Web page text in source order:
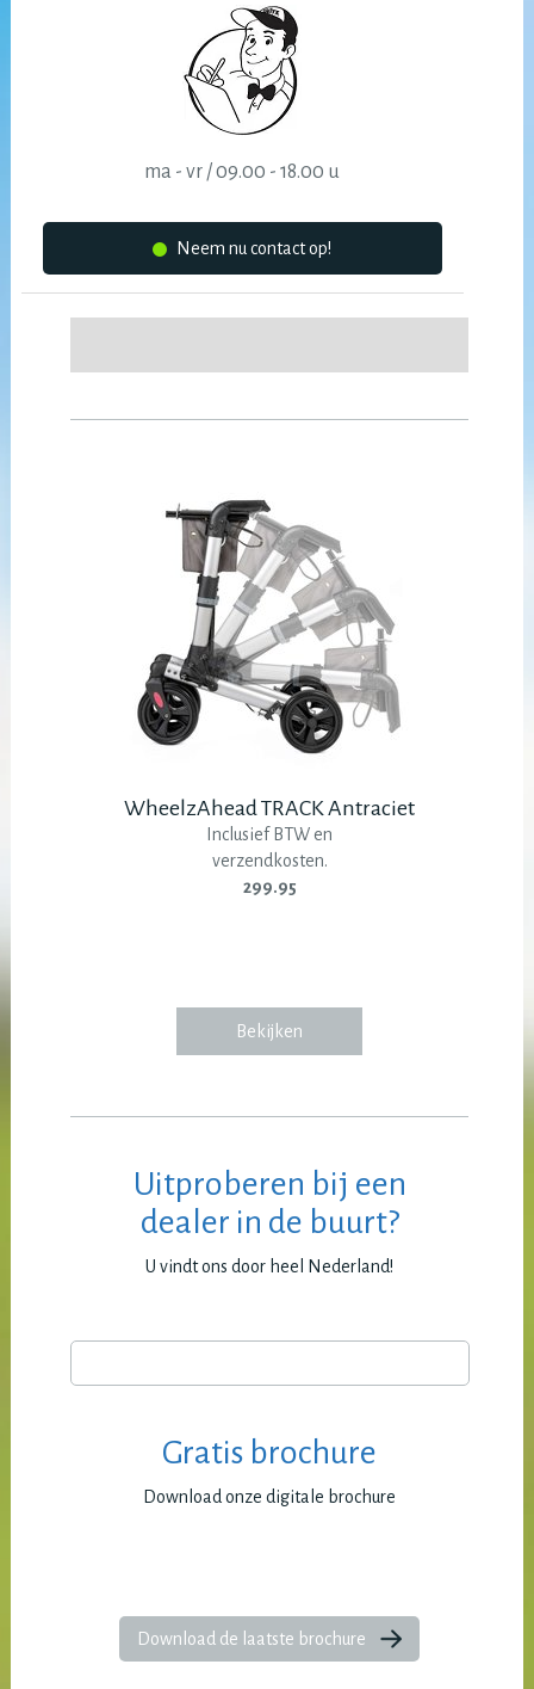
ma - vr / 09.00 - 18.00 u
Neem nu contact op!
WheelzAhead TRACK Antraciet
Inclusief BTW en
verzendkosten.
299.95
Bekijken
Uitproberen bij een
dealer in de buurt?
U vindt ons door heel Nederland!
Gratis brochure
Download onze digitale brochure
Download de laatste brochure